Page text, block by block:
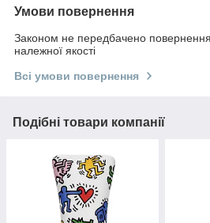
Умови повернення
Законом не передбачено
належної якості
Всі умови повернення
Подібні товари компанії